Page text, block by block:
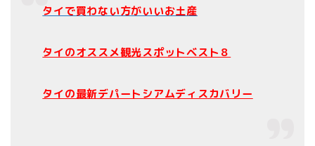
タイで買わない方がいいお土産
タイのオススメ観光スポットベスト８
タイの最新デパートシアムディスカバリー